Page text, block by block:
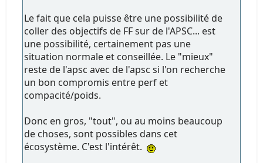
Le fait que cela puisse être une possibilité de
coller des objectifs de FF sur de l'APSC... est
une possibilité, certainement pas une
situation normale et conseillée. Le "mieux"
reste de l'apsc avec de l'apsc si l'on recherche
un bon compromis entre perf et
compacité/poids.
Donc en gros, "tout", ou au moins beaucoup
de choses, sont possibles dans cet
écosystème. C'est l'intérêt.